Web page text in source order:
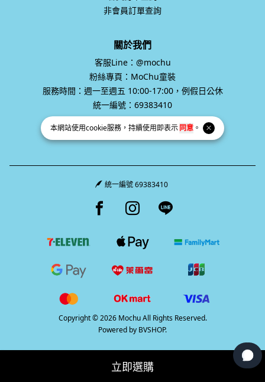
本網站使用cookie服務，持續使用即表示同意 。
立即選購
非會員訂單查詢
關於我們
客服Line：@mochu
粉絲專頁：MoChu童裝
服務時間：週一至週五 10:00-17:00，例假日公休
統一編號：69383410
統一編號 69383410
Facebook page
Instagram page
Line page
Copyright © 2026 Mochu All Rights Reserved.
Powered by BVSHOP.